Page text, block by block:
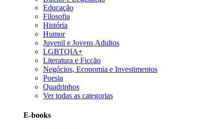
Educação
Filosofia
História
Humor
Juvenil e Jovens Adultos
LGBTQIA+
Literatura e Ficção
Negócios, Economia e Investimentos
Poesia
Quadrinhos
Ver todas as categorias
E-books